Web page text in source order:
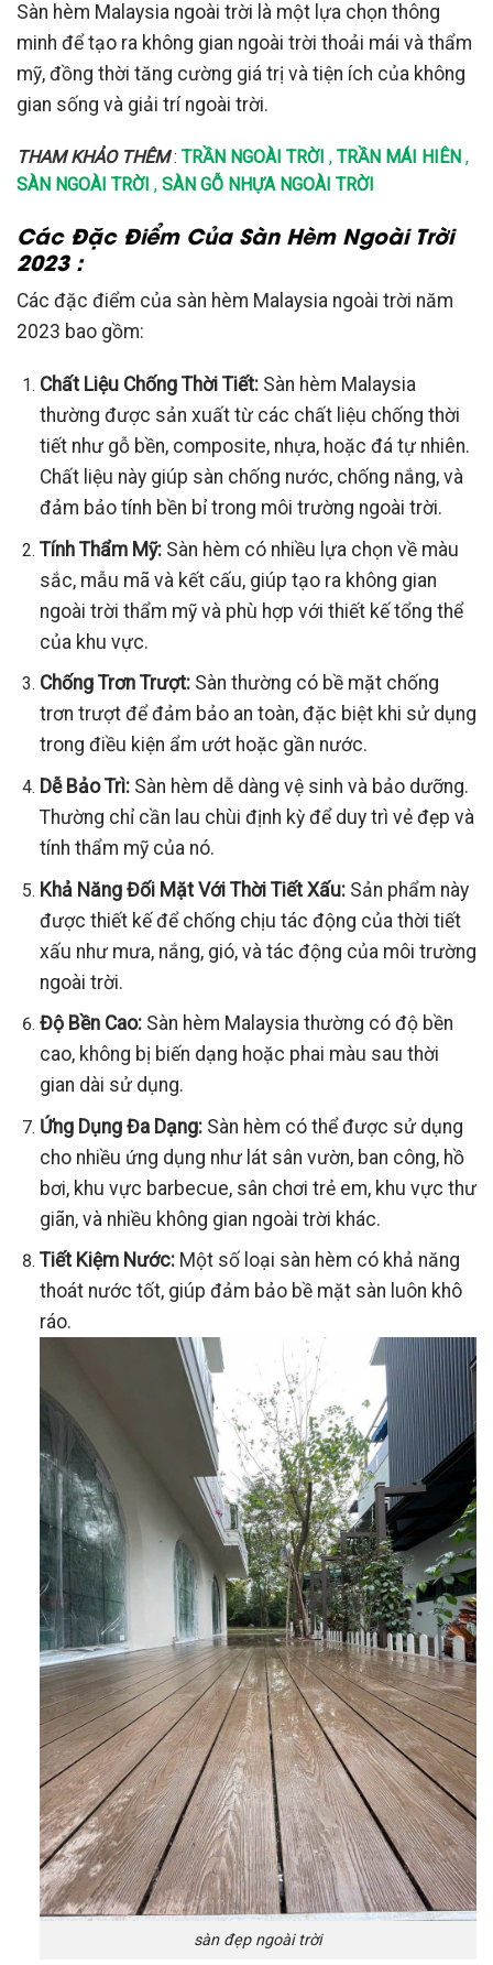
Sàn hèm Malaysia ngoài trời là một lựa chọn thông
minh để tạo ra không gian ngoài trời thoải mái và thẩm
mỹ, đồng thời tăng cường giá trị và tiện ích của không
gian sống và giải trí ngoài trời.
THAM KHẢO THÊM: TRẦN NGOÀI TRỜI , TRẦN MÁI HIÊN ,
SÀN NGOÀI TRỜI , SÀN GỖ NHỰA NGOÀI TRỜI
Các Đặc Điểm Của Sàn Hèm Ngoài Trời
2023 :
Các đặc điểm của sàn hèm Malaysia ngoài trời năm
2023 bao gồm:
Chất Liệu Chống Thời Tiết:Sàn hèm Malaysia
thường được sản xuất từ các chất liệu chống thời
tiết như gỗ bền, composite, nhựa, hoặc đá tự nhiên.
Chất liệu này giúp sàn chống nước, chống nắng, và
đảm bảo tính bền bỉ trong môi trường ngoài trời.
Tính Thẩm Mỹ:Sàn hèm có nhiều lựa chọn về màu
sắc, mẫu mã và kết cấu, giúp tạo ra không gian
ngoài trời thẩm mỹ và phù hợp với thiết kế tổng thể
của khu vực.
Chống Trơn Trượt:Sàn thường có bề mặt chống
trơn trượt để đảm bảo an toàn, đặc biệt khi sử dụng
trong điều kiện ẩm ướt hoặc gần nước.
Dễ Bảo Trì:Sàn hèm dễ dàng vệ sinh và bảo dưỡng.
Thường chỉ cần lau chùi định kỳ để duy trì vẻ đẹp và
tính thẩm mỹ của nó.
Khả Năng Đối Mặt Với Thời Tiết Xấu:Sản phẩm này
được thiết kế để chống chịu tác động của thời tiết
xấu như mưa, nắng, gió, và tác động của môi trường
ngoài trời.
Độ Bền Cao:Sàn hèm Malaysia thường có độ bền
cao, không bị biến dạng hoặc phai màu sau thời
gian dài sử dụng.
Ứng Dụng Đa Dạng:Sàn hèm có thể được sử dụng
cho nhiều ứng dụng như lát sân vườn, ban công, hồ
bơi, khu vực barbecue, sân chơi trẻ em, khu vực thư
giãn, và nhiều không gian ngoài trời khác.
Tiết Kiệm Nước:Một số loại sàn hèm có khả năng
thoát nước tốt, giúp đảm bảo bề mặt sàn luôn khô
ráo.
sàn đẹp ngoài trời